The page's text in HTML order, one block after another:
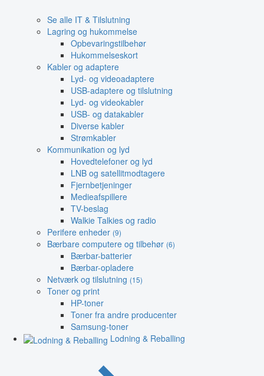
Se alle IT & Tilslutning
Lagring og hukommelse
Opbevaringstilbehør
Hukommelseskort
Kabler og adaptere
Lyd- og videoadaptere
USB-adaptere og tilslutning
Lyd- og videokabler
USB- og datakabler
Diverse kabler
Strømkabler
Kommunikation og lyd
Hovedtelefoner og lyd
LNB og satellitmodtagere
Fjernbetjeninger
Medieafspillere
TV-beslag
Walkie Talkies og radio
Perifere enheder (9)
Bærbare computere og tilbehør (6)
Bærbar-batterier
Bærbar-opladere
Netværk og tilslutning (15)
Toner og print
HP-toner
Toner fra andre producenter
Samsung-toner
Lodning & Reballing